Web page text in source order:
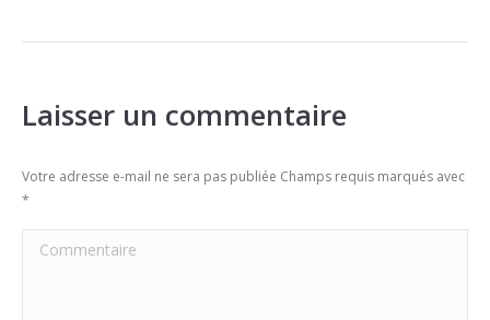
Laisser un commentaire
Votre adresse e-mail ne sera pas publiée Champs requis marqués avec
*
Commentaire